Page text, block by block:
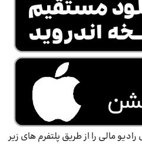
مالی را از طریق پلتفرم های زیر